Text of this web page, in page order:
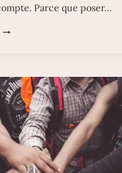
Parce que poser…
CONSENTEMENT.
C’EST
CRUCIAL